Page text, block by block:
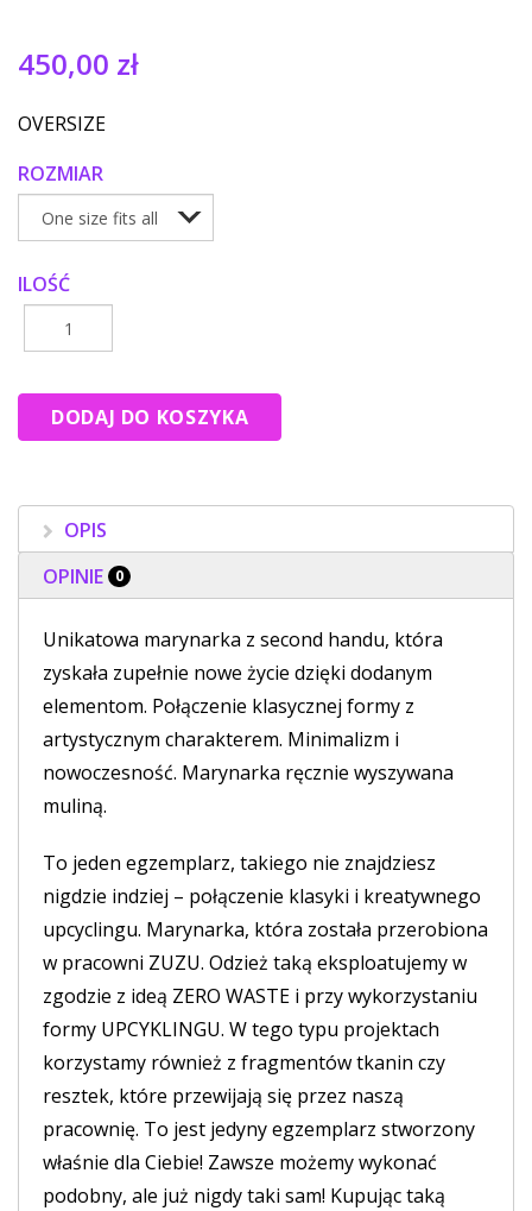
450,00 zł
OVERSIZE
ROZMIAR
ILOŚĆ
OPIS
OPINIE
0
Unikatowa marynarka z second handu, która
zyskała zupełnie nowe życie dzięki dodanym
elementom. Połączenie klasycznej formy z
artystycznym charakterem. Minimalizm i
nowoczesność. Marynarka ręcznie wyszywana
muliną.
To jeden egzemplarz, takiego nie znajdziesz
nigdzie indziej – połączenie klasyki i kreatywnego
upcyclingu. Marynarka, która została przerobiona
w pracowni ZUZU. Odzież taką eksploatujemy w
zgodzie z ideą ZERO WASTE i przy wykorzystaniu
formy UPCYKLINGU. W tego typu projektach
korzystamy również z fragmentów tkanin czy
resztek, które przewijają się przez naszą
pracownię. To jest jedyny egzemplarz stworzony
właśnie dla Ciebie! Zawsze możemy wykonać
podobny, ale już nigdy taki sam! Kupując taką